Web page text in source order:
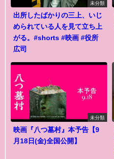
未分類
出所したばかりの三上、いじ
められている人を見て立ち上
がる。#shorts #映画 #役所
広司
未分類
映画『八つ墓村』本予告【9
月18日(金)全国公開】